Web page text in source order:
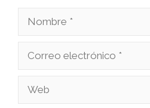
Nombre
Correo
Web